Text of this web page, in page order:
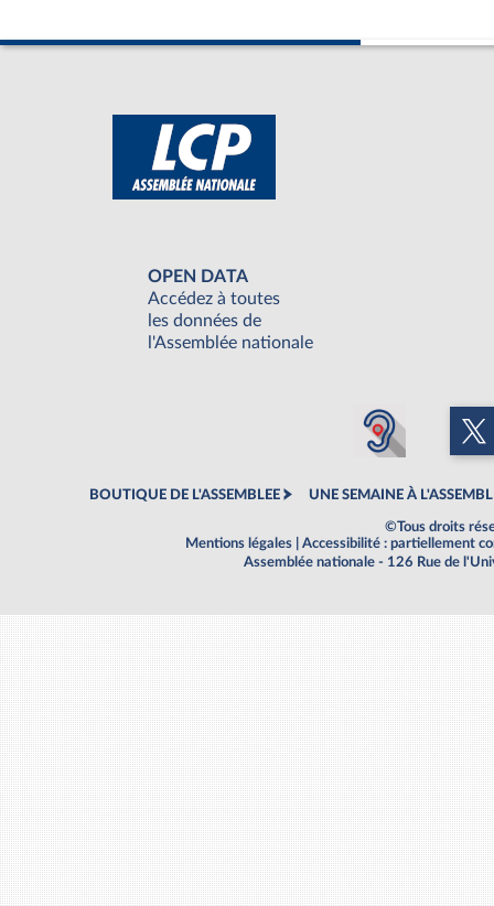
OPEN DATA
Accédez à toutes
les données de
l'Assemblée nationale
BOUTIQUE DE L'ASSEMBLEE UNE SEMAINE À
©Tous droits
Mentions légales
Accessibilité : partiellement
Assemblée nationale - 126 Rue de